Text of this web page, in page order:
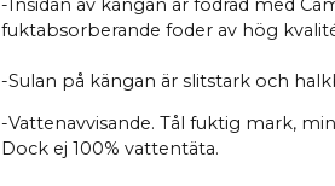
-Insidan av kängan är fodrad med
fuktabsorberande foder av hög
-Sulan på kängan är slitstark och
-Vattenavvisande. Tål fuktig mark,
Dock ej 100% vattentäta.